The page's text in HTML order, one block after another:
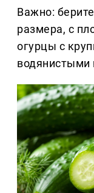
Важно:
размера, с
огурцы с
водянистыми